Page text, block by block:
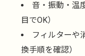
音・振動・温
目でOK）
フィルターや
換手順を確認）